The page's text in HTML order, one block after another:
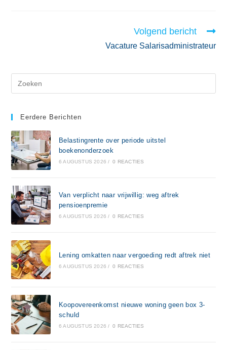
Volgend bericht
Vacature Salarisadministrateur
Eerdere Berichten
Belastingrente over periode uitstel
boekenonderzoek
6 AUGUSTUS 2026 / 0 REACTIES
Van verplicht naar vrijwillig: weg aftrek
pensioenpremie
6 AUGUSTUS 2026 / 0 REACTIES
Lening omkatten naar vergoeding redt aftrek niet
6 AUGUSTUS 2026 / 0 REACTIES
Koopovereenkomst nieuwe woning geen box 3-
schuld
6 AUGUSTUS 2026 / 0 REACTIES